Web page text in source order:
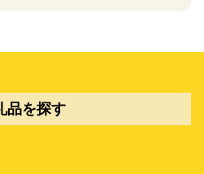
品を探す